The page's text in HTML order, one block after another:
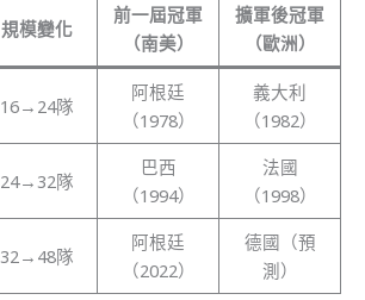
規模變化
前一屆冠軍
（南美）
擴軍後冠軍
（歐洲）
16→24隊
阿根廷
（1978）
義大利
（1982）
24→32隊
巴西
（1994）
法國
（1998）
32→48隊
阿根廷
（2022）
德國（預
測）